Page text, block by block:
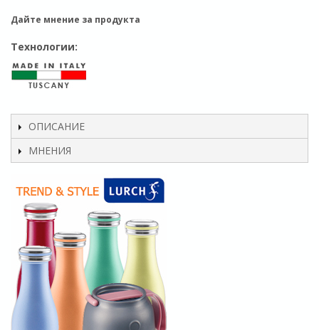
Дайте мнение за продукта
Технологии:
ОПИСАНИЕ
МНЕНИЯ